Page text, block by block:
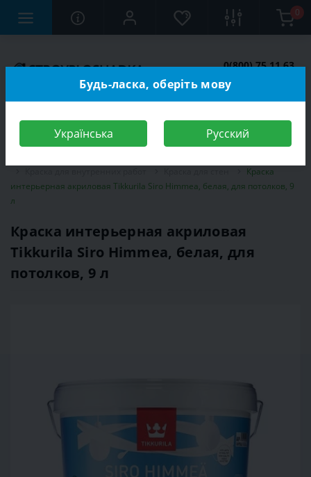
0
0(800) 75 11 63
Краска
интерьерная акриловая Tikkurila Siro Himmea, белая, для потолков, 9
л
Краска интерьерная акриловая
Tikkurila Siro Himmea, белая, для
потолков, 9 л
Будь-ласка, оберіть мову
Українська Русский